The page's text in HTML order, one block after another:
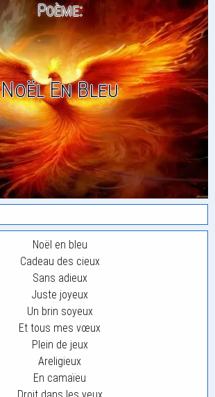
Poème:
Noël En Bleu
Noël en bleu
Cadeau des cieux
Sans adieux
Juste joyeux
Un brin soyeux
Et tous mes vœux
Plein de jeux
Areligieux
En camaïeu